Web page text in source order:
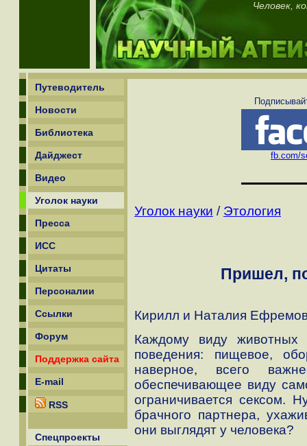
Человек,
Путеводитель
Новости
Библиотека
Дайджест
Видео
Уголок науки
Пресса
ИСС
Цитаты
Персоналии
Ссылки
Форум
Поддержка сайта
E-mail
RSS
Спецпроекты
fb.com/
Уголок науки / Этология
Пришел,
Кирилл и Наталия
Каждому виду
поведения: пищевое,
наверное, всего
обеспечивающее виду
ограничивается сексом.
брачного партнера,
они выглядят у человека?